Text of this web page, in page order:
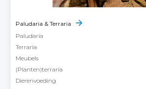
Paludaria & Terraria
Paludaria
Terraria
Meubels
(Planten)terraria
Dierenvoeding